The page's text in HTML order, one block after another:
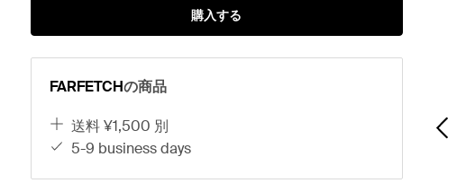
購入する
FARFETCHの商品
送料 ¥1,500 別
5-9 business days